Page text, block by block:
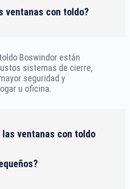
ventanas con toldo?
Boswindor están
sistemas de cierre,
seguridad y
u oficina.
las ventanas con toldo